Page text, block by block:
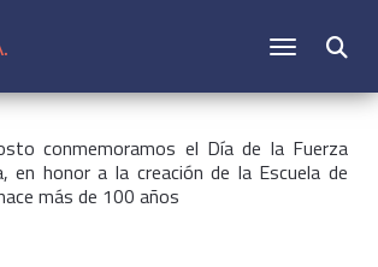
CAMBIAR
conmemoramos el Día de la Fuerza
en honora la creación de la Escuela de
más de 100 años